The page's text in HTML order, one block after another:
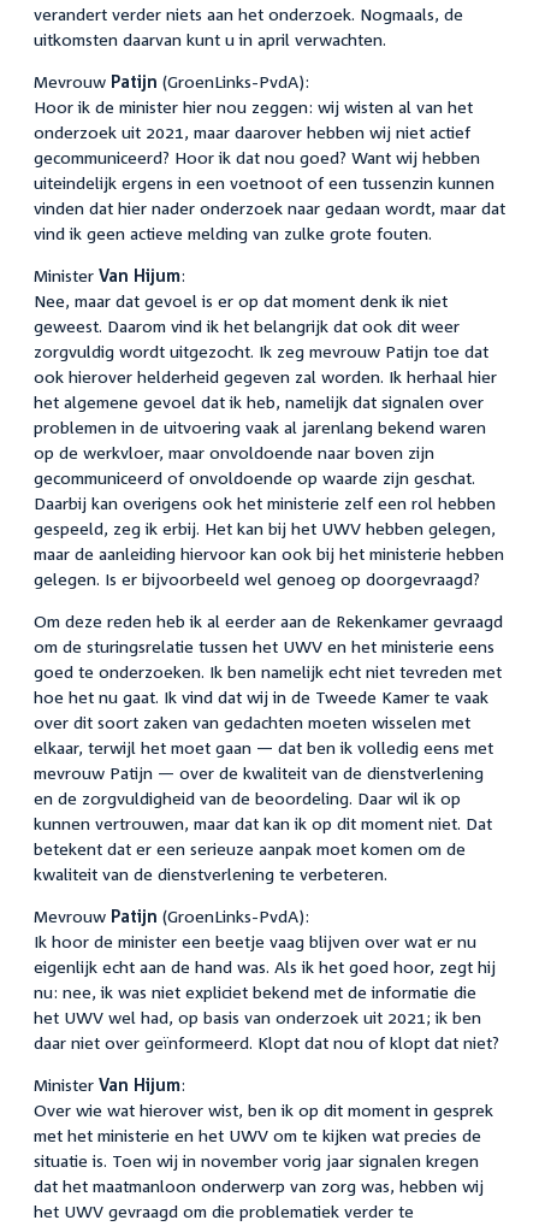
verandert verder niets aan het onderzoek. Nogmaals, de
uitkomsten daarvan kunt u in april verwachten.
Mevrouw Patijn (GroenLinks-PvdA):
Hoor ik de minister hier nou zeggen: wij wisten al van het
onderzoek uit 2021, maar daarover hebben wij niet actief
gecommuniceerd? Hoor ik dat nou goed? Want wij hebben
uiteindelijk ergens in een voetnoot of een tussenzin kunnen
vinden dat hier nader onderzoek naar gedaan wordt, maar dat
vind ik geen actieve melding van zulke grote fouten.
Minister Van Hijum:
Nee, maar dat gevoel is er op dat moment denk ik niet
geweest. Daarom vind ik het belangrijk dat ook dit weer
zorgvuldig wordt uitgezocht. Ik zeg mevrouw Patijn toe dat
ook hierover helderheid gegeven zal worden. Ik herhaal hier
het algemene gevoel dat ik heb, namelijk dat signalen over
problemen in de uitvoering vaak al jarenlang bekend waren
op de werkvloer, maar onvoldoende naar boven zijn
gecommuniceerd of onvoldoende op waarde zijn geschat.
Daarbij kan overigens ook het ministerie zelf een rol hebben
gespeeld, zeg ik erbij. Het kan bij het UWV hebben gelegen,
maar de aanleiding hiervoor kan ook bij het ministerie hebben
gelegen. Is er bijvoorbeeld wel genoeg op doorgevraagd?
Om deze reden heb ik al eerder aan de Rekenkamer gevraagd
om de sturingsrelatie tussen het UWV en het ministerie eens
goed te onderzoeken. Ik ben namelijk echt niet tevreden met
hoe het nu gaat. Ik vind dat wij in de Tweede Kamer te vaak
over dit soort zaken van gedachten moeten wisselen met
elkaar, terwijl het moet gaan — dat ben ik volledig eens met
mevrouw Patijn — over de kwaliteit van de dienstverlening
en de zorgvuldigheid van de beoordeling. Daar wil ik op
kunnen vertrouwen, maar dat kan ik op dit moment niet. Dat
betekent dat er een serieuze aanpak moet komen om de
kwaliteit van de dienstverlening te verbeteren.
Mevrouw Patijn (GroenLinks-PvdA):
Ik hoor de minister een beetje vaag blijven over wat er nu
eigenlijk echt aan de hand was. Als ik het goed hoor, zegt hij
nu: nee, ik was niet expliciet bekend met de informatie die
het UWV wel had, op basis van onderzoek uit 2021; ik ben
daar niet over geïnformeerd. Klopt dat nou of klopt dat niet?
Minister Van Hijum:
Over wie wat hierover wist, ben ik op dit moment in gesprek
met het ministerie en het UWV om te kijken wat precies de
situatie is. Toen wij in november vorig jaar signalen kregen
dat het maatmanloon onderwerp van zorg was, hebben wij
het UWV gevraagd om die problematiek verder te